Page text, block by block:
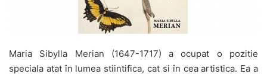
Maria Sibylla Merian (1647-1717) a ocupat o pozitie
speciala atat în lumea stiintifica, cat si în cea artistica. Ea a